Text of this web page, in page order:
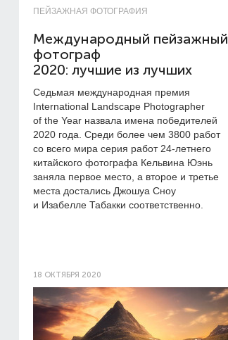
ПЕЙЗАЖНАЯ ФОТОГРАФИЯ
Международный пейзажный
фотограф
2020: лучшие из лучших
Седьмая международная премия
International Landscape Photographer
of the Year назвала имена победителей
2020 года. Среди более чем 3800 работ
со всего мира серия работ 24-летнего
китайского фотографа Кельвина Юэнь
заняла первое место, а второе и третье
места достались Джошуа Сноу
и Изабелле Табакки соответственно.
18 ОКТЯБРЯ 2020